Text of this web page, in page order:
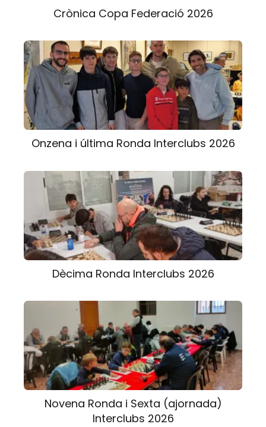
Crònica Copa Federació 2026
Onzena i última Ronda Interclubs 2026
Dècima Ronda Interclubs 2026
Novena Ronda i Sexta (ajornada)
Interclubs 2026